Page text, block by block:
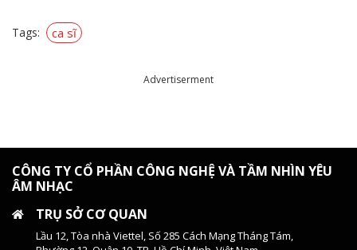
Tags: ca sĩ
Advertiserment
CÔNG TY CỔ PHẦN CÔNG NGHỆ VÀ TẦM NHÌN YÊU
ÂM NHẠC
TRỤ SỞ CƠ QUAN
Lầu 12, Tòa nhà Viettel, Số 285 Cách Mạng Tháng Tám,